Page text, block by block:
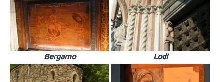
Bergamo Lodi